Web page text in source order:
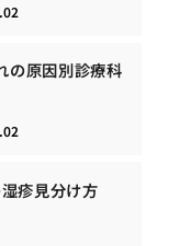
の原因別診療科
疹見分け方